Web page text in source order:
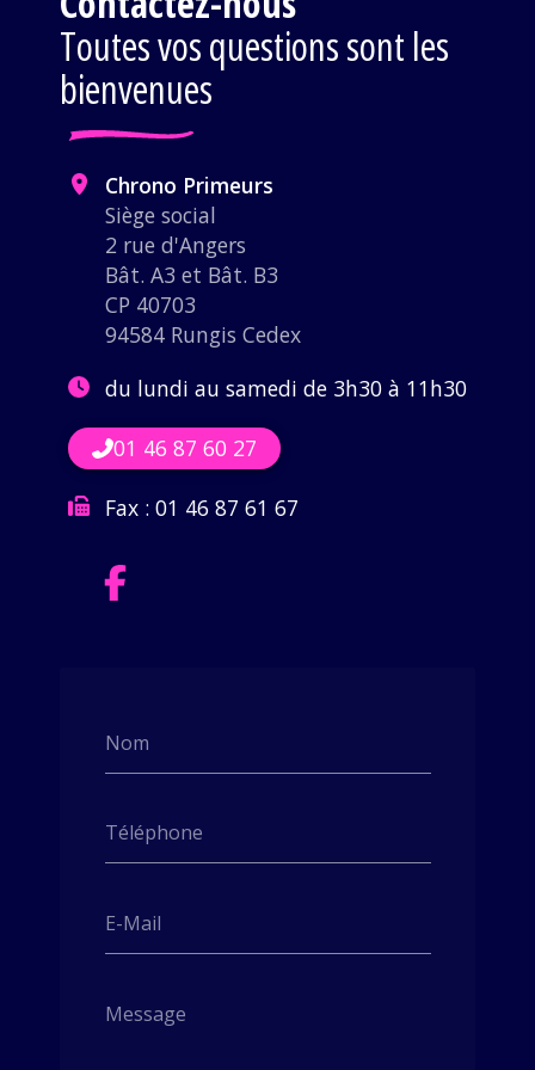
Toutes vos questions sont les
bienvenues
Nom
Téléphone
E-Mail
Message
Chrono Primeurs
Siège social
2 rue d'Angers
Bât. A3 et Bât. B3
CP 40703
94584 Rungis Cedex
du lundi au samedi de 3h30 à 11h30
01 46 87 60 27
Fax : 01 46 87 61 67